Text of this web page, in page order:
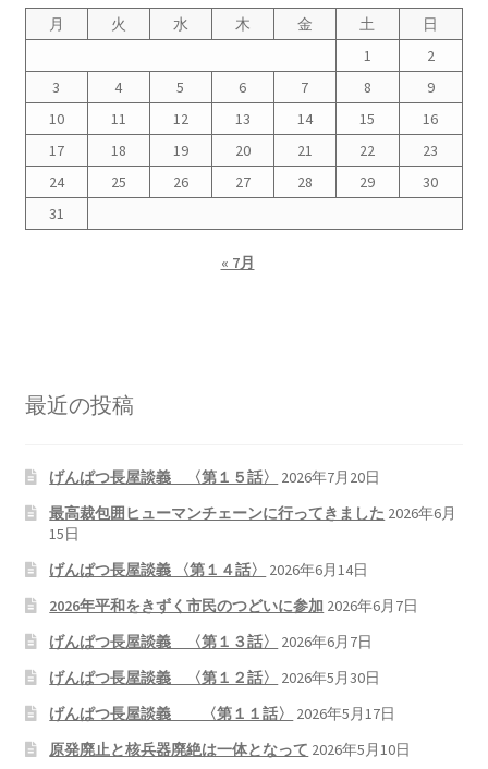
月 火 水 木 金 土
日
1
2
3
4 5 6 7 8
9
10
11 12 13 14 15
16
17
18 19 20 21 22
23
24
25 26 27 28 29
30
31
« 7月
最近の投稿
げんぱつ長屋談義 〈第１５話〉
2026年7月20日
最高裁包囲ヒューマンチェーンに行ってきました 2026年6月
15日
げんぱつ長屋談義 〈第１４話〉
2026年6月14日
2026年平和をきずく市民のつどいに参加 2026年6月7日
げんぱつ長屋談義 〈第１３話〉
2026年6月7日
げんぱつ長屋談義 〈第１２話〉
2026年5月30日
げんぱつ長屋談義 〈第１１話〉
2026年5月17日
原発廃止と核兵器廃絶は一体となって 2026年5月10日